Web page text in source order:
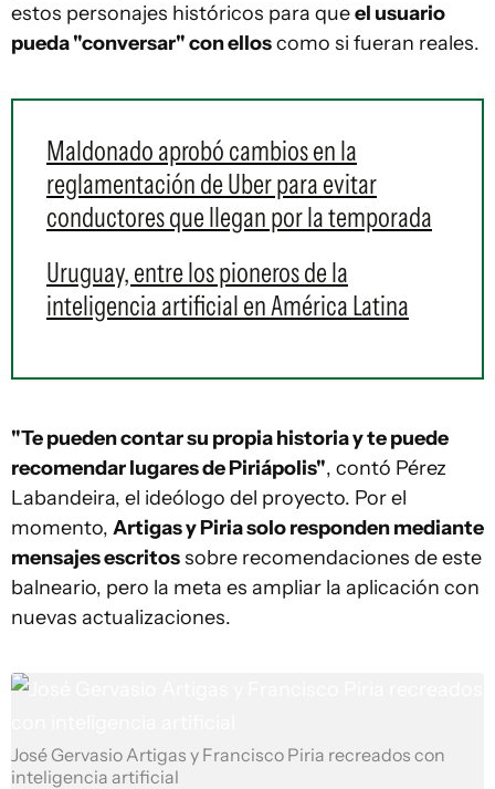
estos personajes históricos para queel usuario
pueda "conversar" con elloscomo si fueran reales.
Maldonado aprobó cambios en la
reglamentación de Uber para evitar
conductores que llegan por la temporada
Uruguay, entre los pioneros de la
inteligencia artificial en América Latina
"Te pueden contar su propia historia y te puede
recomendar lugares de Piriápolis", contó Pérez
Labandeira, el ideólogo del proyecto. Por el
momento, Artigas y Piria solo responden mediante
mensajes escritossobre recomendaciones de este
balneario, pero la meta es ampliar la aplicación con
nuevas actualizaciones.
José Gervasio Artigas y Francisco Piria recreados con
inteligencia artificial